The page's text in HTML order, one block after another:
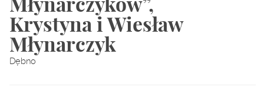
Młynarczyków”,
Krystyna i Wiesław
Młynarczyk
Dębno